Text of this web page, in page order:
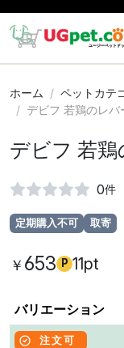
ホーム ペットカテ
デビフ 若鶏のレバ
デビフ 若
0件
定期購入不可 取寄
￥ 653 P 11pt
バリエーション
注文可